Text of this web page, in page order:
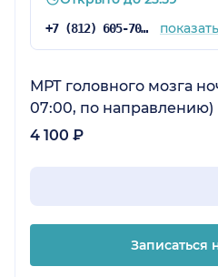
+7 (812) 605-70-36 показать
МРТ головного мозга
07:00, по направлению)
4 100 ₽
Записаться